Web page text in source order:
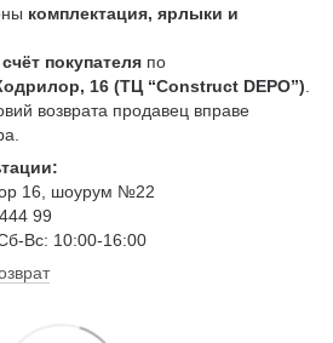
комплектация, ярлыки и
счёт покупателя по
16 (ТЦ “Construct DEPO”)
возврата продавец вправе
16, шоурум №22
99
Вс: 10:00-16:00